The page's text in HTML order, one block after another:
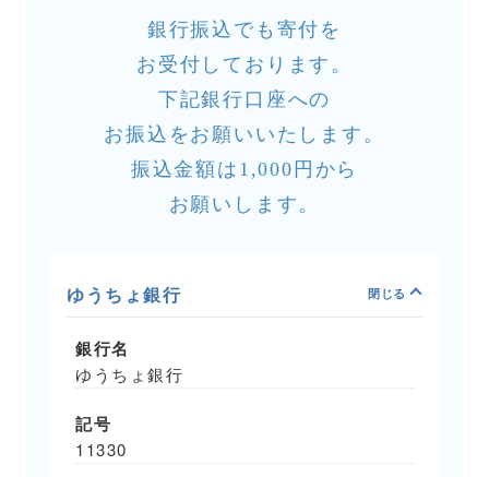
銀行振込でも寄付を
お受付しております。
下記銀行口座への
お振込をお願いいたします。
振込金額は1,000円から
お願いします。
ゆうちょ銀行
銀行名
ゆうちょ銀行
記号
11330